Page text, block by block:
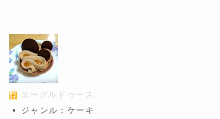
エーグルドゥース
ジャンル：ケーキ